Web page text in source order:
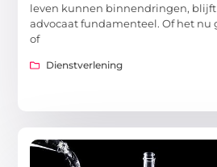
leven kunnen binnendringen, blijft
advocaat fundamenteel. Of het nu
of
Dienstverlening